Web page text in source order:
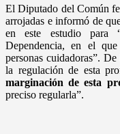
El Diputado del Común
arrojadas e informó de
en este estudio para
Dependencia, en el
personas cuidadoras”.
la regulación de esta
marginación de esta
preciso regularla”.